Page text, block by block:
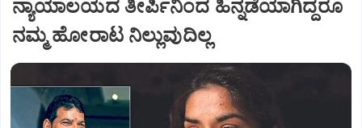
ನ್ಯಾಯಾಲಯದ ತೀರ್ಪಿನಿಂದ ಹಿನ್ನಡೆಯಾಗಿದ್ದರೂ
ನಮ್ಮ ಹೋರಾಟ ನಿಲ್ಲುವುದಿಲ್ಲ